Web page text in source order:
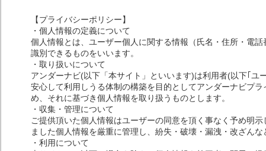
【プライバシーポリシー】
・個人情報の定義について
個人情報とは、ユーザー個人に関する情報（氏名・住所・電
識別できるものをいいます。
・取り扱いについて
アンダーナビ(以下「本サイト」といいます)は利用者(以下｢
安心して利用しうる体制の構築を目的としてアンダーナビプ
め、それに基づき個人情報を取り扱うものとします。
・収集・管理について
ご提供頂いた個人情報はユーザーの同意を頂く事なく予め明
ました個人情報を厳重に管理し、紛失・破壊・漏洩・改ざんな
・利用について